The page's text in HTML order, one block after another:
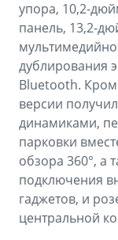
упора, 10,2-
панель, 13,2-
дублирования
Bluetooth.
версии
динамиками,
парковки
обзора 360°, а
подключения
гаджетов, и
центральной